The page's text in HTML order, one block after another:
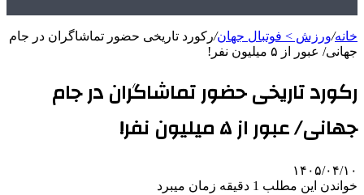
خانه/ورزش > فوتبال جهان/رکورد تاریخی حضور تماشاگران در جام
جهانی/ عبور از ۵ میلیون نفر!
رکورد تاریخی حضور تماشاگران در جام
جهانی/ عبور از ۵ میلیون نفر!
۱۴۰۵/۰۴/۱۰
خواندن این مطلب 1 دقیقه زمان میبرد